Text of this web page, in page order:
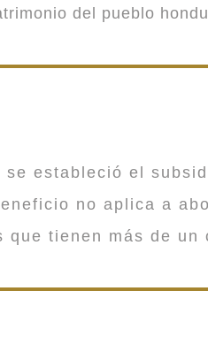
del pueblo
estableció el
no aplica a
tienen más de un